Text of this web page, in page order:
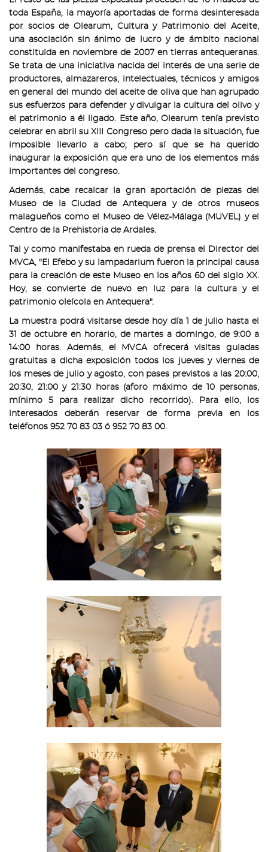
toda España, la mayoría aportadas de forma desinteresada
por socios de Olearum, Cultura y Patrimonio del Aceite,
una asociación sin ánimo de lucro y de ámbito nacional
constituida en noviembre de 2007 en tierras antequeranas.
Se trata de una iniciativa nacida del interés de una serie de
productores, almazareros, intelectuales, técnicos y amigos
en general del mundo del aceite de oliva que han agrupado
sus esfuerzos para defender y divulgar la cultura del olivo y
el patrimonio a él ligado. Este año, Olearum tenía previsto
celebrar en abril su XIII Congreso pero dada la situación, fue
imposible llevarlo a cabo; pero sí que se ha querido
inaugurar la exposición que era uno de los elementos más
importantes del congreso.
Además, cabe recalcar la gran aportación de piezas del
Museo de la Ciudad de Antequera y de otros museos
malagueños como el Museo de Vélez-Málaga (MUVEL) y el
Centro de la Prehistoria de Ardales.
Tal y como manifestaba en rueda de prensa el Director del
MVCA, "El Efebo y su lampadarium fueron la principal causa
para la creación de este Museo en los años 60 del siglo XX.
Hoy, se convierte de nuevo en luz para la cultura y el
patrimonio oleícola en Antequera".
La muestra podrá visitarse desde hoy día 1 de julio hasta el
31 de octubre en horario, de martes a domingo, de 9:00 a
14:00 horas. Además, el MVCA ofrecerá visitas guiadas
gratuitas a dicha exposición todos los jueves y viernes de
los meses de julio y agosto, con pases previstos a las 20:00,
20:30, 21:00 y 21:30 horas (aforo máximo de 10 personas,
mínimo 5 para realizar dicho recorrido). Para ello, los
interesados deberán reservar de forma previa en los
teléfonos 952 70 83 03 ó 952 70 83 00.